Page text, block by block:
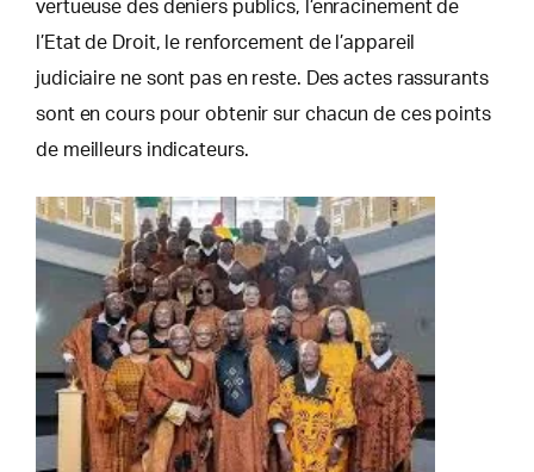
vertueuse des deniers publics, l’enracinement de
l’Etat de Droit, le renforcement de l’appareil
judiciaire ne sont pas en reste. Des actes rassurants
sont en cours pour obtenir sur chacun de ces points
de meilleurs indicateurs.